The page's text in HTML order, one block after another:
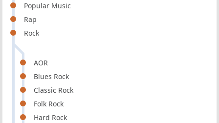
Popular Music
Rap
Rock
AOR
Blues Rock
Classic Rock
Folk Rock
Hard Rock